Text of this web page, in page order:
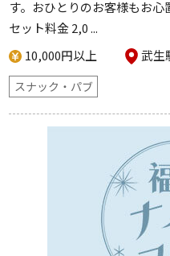
す。おひとりのお客様もお心
セット料金 2,0 ...
10,000円以上
武生
スナック・パブ